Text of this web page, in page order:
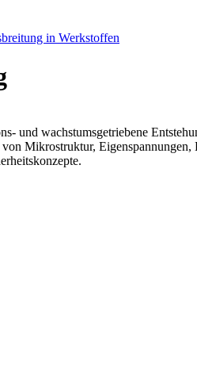
in Werkstoffen
und wachstumsgetriebene
Mikrostruktur,